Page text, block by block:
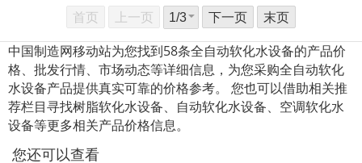
首页 上一页 下一页
末页
中国制造网移动站为您找到58条全自动软化水设备的产品价
格、批发行情、市场动态等详细信息，为您采购全自动软化
水设备产品提供真实可靠的价格参考。 您也可以借助相关推
荐栏目寻找树脂软化水设备、自动软化水设备、空调软化水
设备等更多相关产品价格信息。
您还可以查看